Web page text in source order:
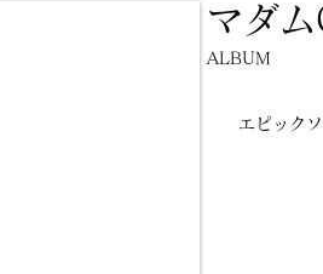
マダ
ALBUM
エピック